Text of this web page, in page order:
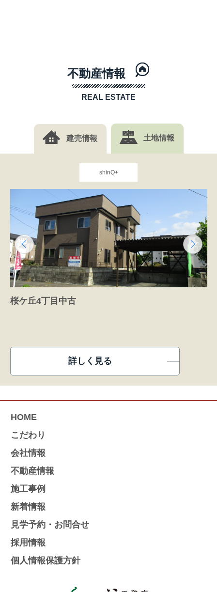
不動産情報
REAL ESTATE
建売情報 土地情報
shinQ+
桜ケ丘4丁目中古
詳しく見る
HOME
こだわり
会社情報
不動産情報
施工事例
新着情報
見学予約・お問合せ
採用情報
個人情報保護方針